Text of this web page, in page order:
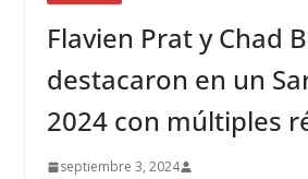
Flavien Prat y Chad
destacaron en un
2024 con múltiples
septiembre 3, 2024